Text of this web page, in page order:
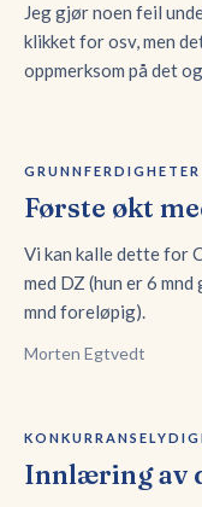
Jeg gjør noen feil
klikket for osv, men
oppmerksom på det
GRUNNFERDIGHETER
Første økt
Vi kan kalle dette for
med DZ (hun er 6
mnd foreløpig).
Morten Egtvedt
Innlæring av